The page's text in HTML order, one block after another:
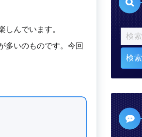
んでいます。
多いのものです。今回
ー】
検
索: